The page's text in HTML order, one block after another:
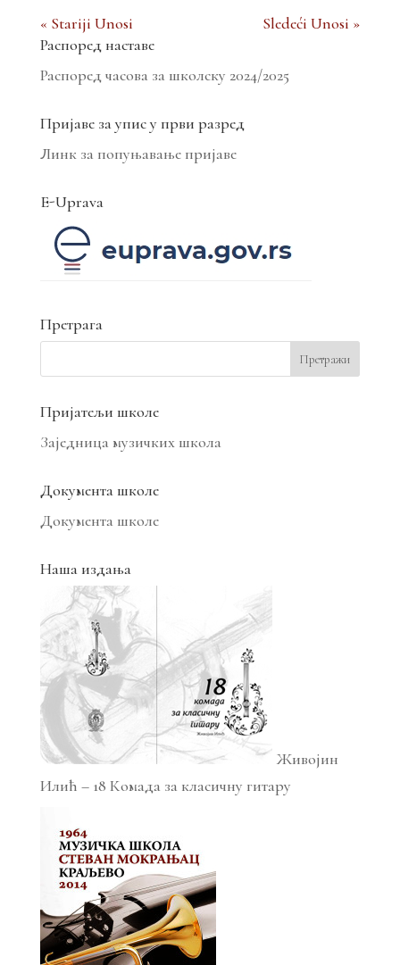
« Stariji Unosi
Sledeći Unosi »
Распоред наставе
Распоред часова за школску 2024/2025
Пријаве за упис у први разред
Линк за попуњавање пријаве
E-Uprava
Претрага
Пријатељи школе
Заједница музичких школа
Документа школе
Документа школе
Наша издања
Живојин
Илић – 18 Комада за класичну гитару